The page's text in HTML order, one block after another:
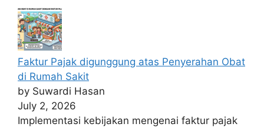
Faktur Pajak digunggung atas Penyerahan Obat
di Rumah Sakit
by Suwardi Hasan
July 2, 2026
Implementasi kebijakan mengenai faktur pajak